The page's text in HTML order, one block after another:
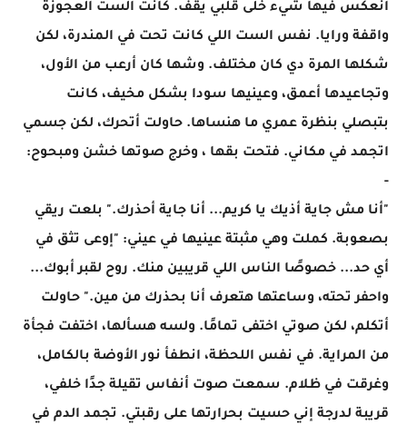
انعكس فيها شيء خلّى قلبي يقف. كانت الست العجوزة
واقفة ورايا. نفس الست اللي كانت تحت في المندرة، لكن
شكلها المرة دي كان مختلف. وشها كان أرعب من الأول،
وتجاعيدها أعمق، وعينيها سودا بشكل مخيف، كانت
بتبصلي بنظرة عمري ما هنساها. حاولت أتحرك، لكن جسمي
اتجمد في مكاني. فتحت بقها ، وخرج صوتها خشن ومبحوح:
-
"أنا مش جاية أذيك يا كريم... أنا جاية أحذرك." بلعت ريقي
بصعوبة. كملت وهي مثبتة عينيها في عيني: "إوعى تثق في
أي حد... خصوصًا الناس اللي قريبين منك. روح لقبر أبوك...
واحفر تحته، وساعتها هتعرف أنا بحذرك من مين." حاولت
أتكلم، لكن صوتي اختفى تمامًا. ولسه هسألها، اختفت فجأة
من المراية. في نفس اللحظة، انطفأ نور الأوضة بالكامل،
وغرقت في ظلام. سمعت صوت أنفاس تقيلة جدًا خلفي،
قريبة لدرجة إني حسيت بحرارتها على رقبتي. تجمد الدم في